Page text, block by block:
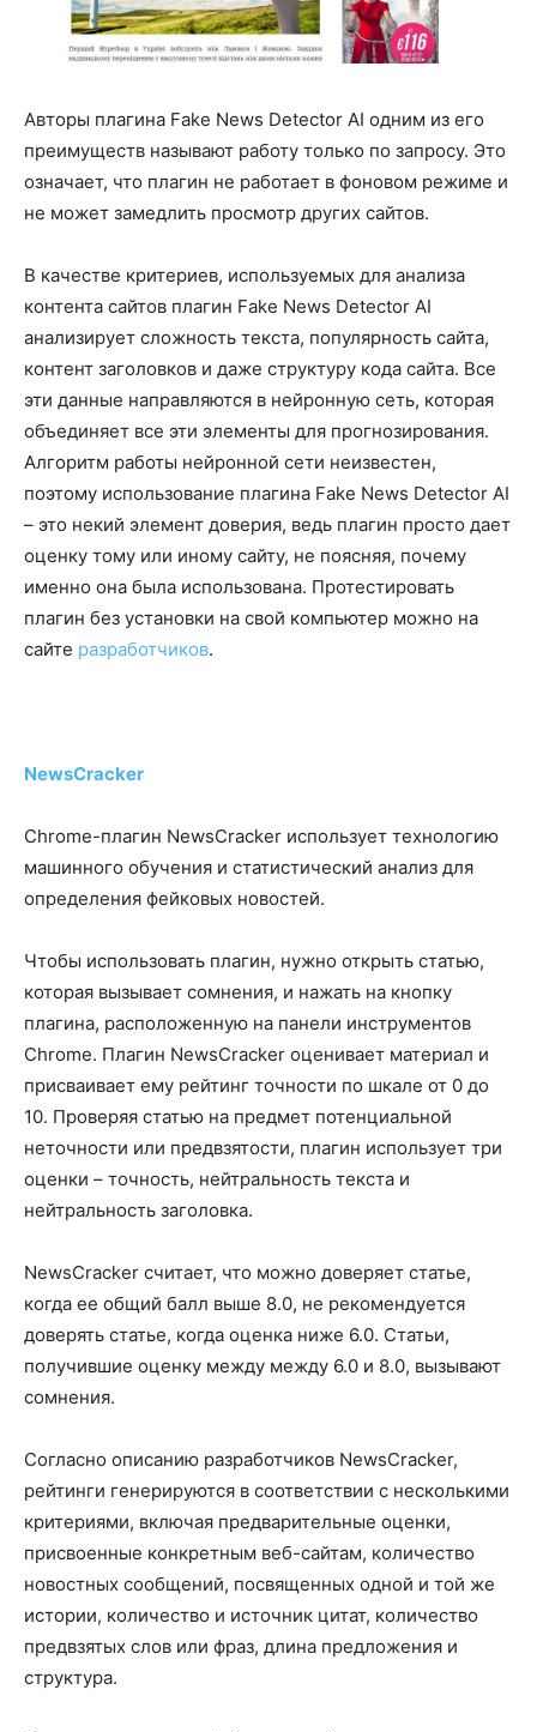
Авторы плагина Fake News Detector AI одним из его
преимуществ называют работу только по запросу. Это
означает, что плагин не работает в фоновом режиме и
не может замедлить просмотр других сайтов.
В качестве критериев, используемых для анализа
контента сайтов плагин Fake News Detector AI
анализирует сложность текста, популярность сайта,
контент заголовков и даже структуру кода сайта. Все
эти данные направляются в нейронную сеть, которая
объединяет все эти элементы для прогнозирования.
Алгоритм работы нейронной сети неизвестен,
поэтому использование плагина Fake News Detector AI
– это некий элемент доверия, ведь плагин просто дает
оценку тому или иному сайту, не поясняя, почему
именно она была использована. Протестировать
плагин без установки на свой компьютер можно на
сайте разработчиков.
NewsCracker
Chrome-плагин NewsCracker использует технологию
машинного обучения и статистический анализ для
определения фейковых новостей.
Чтобы использовать плагин, нужно открыть статью,
которая вызывает сомнения, и нажать на кнопку
плагина, расположенную на панели инструментов
Chrome. Плагин NewsCracker оценивает материал и
присваивает ему рейтинг точности по шкале от 0 до
10. Проверяя статью на предмет потенциальной
неточности или предвзятости, плагин использует три
оценки – точность, нейтральность текста и
нейтральность заголовка.
NewsCracker считает, что можно доверяет статье,
когда ее общий балл выше 8.0, не рекомендуется
доверять статье, когда оценка ниже 6.0. Статьи,
получившие оценку между между 6.0 и 8.0, вызывают
сомнения.
Согласно описанию разработчиков NewsCracker,
рейтинги генерируются в соответствии с несколькими
критериями, включая предварительные оценки,
присвоенные конкретным веб-сайтам, количество
новостных сообщений, посвященных одной и той же
истории, количество и источник цитат, количество
предвзятых слов или фраз, длина предложения и
структура.